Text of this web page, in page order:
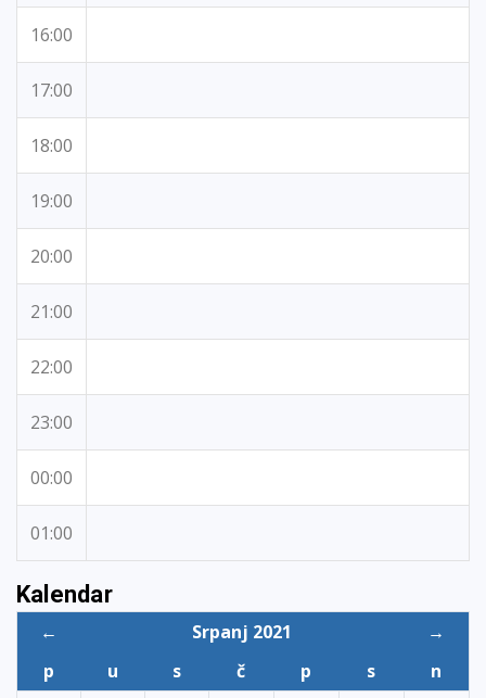
16:00
17:00
18:00
19:00
20:00
21:00
22:00
23:00
00:00
01:00
Kalendar
← Srpanj 2021
→
p
u s č p s
n